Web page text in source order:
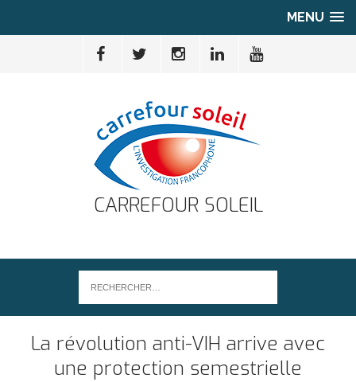
MENU
CARREFOUR SOLEIL
La révolution anti-VIH arrive avec
une protection semestrielle